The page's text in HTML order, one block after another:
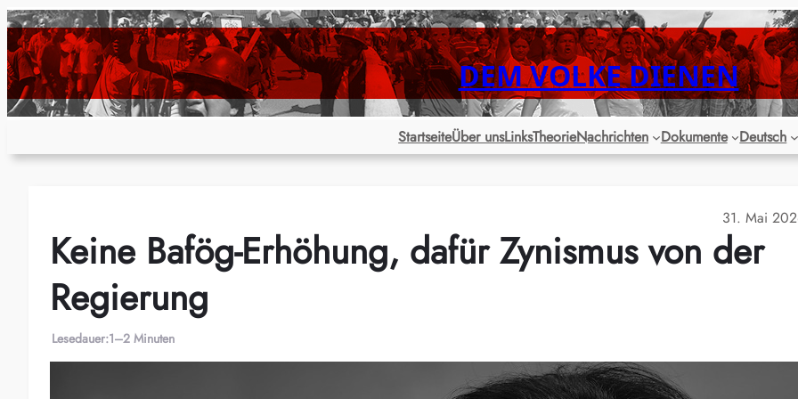
Zum
Inhalt
springen
DEM VOLKE DIENEN
StartseiteÜber unsLinksTheorieNachrichten Dokumente Deutsch
31. Mai
Keine Bafög-Erhöhung, dafür Zynismus von der
Regierung
Lesedauer:1–2 Minuten